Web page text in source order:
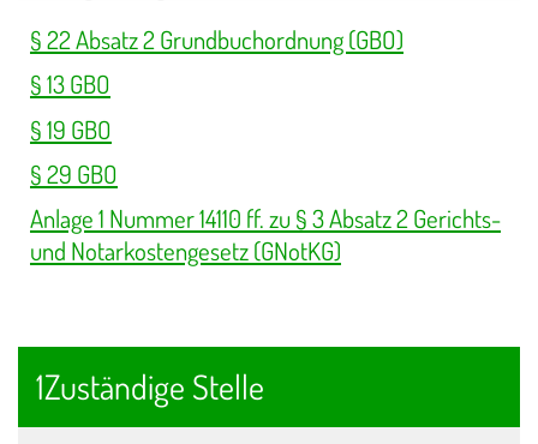
§ 22 Absatz 2 Grundbuchordnung (GBO)
§ 13 GBO
§ 19 GBO
§ 29 GBO
Anlage 1 Nummer 14110 ff. zu § 3 Absatz 2 Gerichts-
und Notarkostengesetz (GNotKG)
1Zuständige Stelle